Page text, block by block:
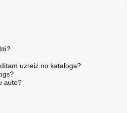
uzreiz no kataloga?
auto?